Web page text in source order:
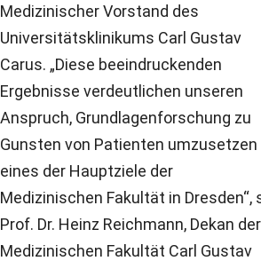
Medizinischer Vorstand des
Universitätsklinikums Carl Gustav
Carus. „Diese beeindruckenden
Ergebnisse verdeutlichen unseren
Anspruch, Grundlagenforschung zu
Gunsten von Patienten
eines der Hauptziele der
Medizinischen Fakultät in Dresden“,
Prof. Dr. Heinz Reichmann, Dekan der
Medizinischen Fakultät Carl Gustav